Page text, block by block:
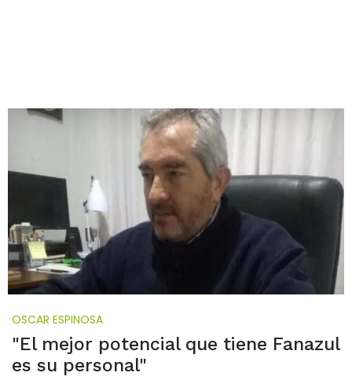
OSCAR ESPINOSA
"El mejor potencial que tiene Fanazul
es su personal"